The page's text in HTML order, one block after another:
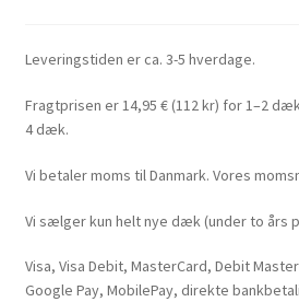
Leveringstiden er ca. 3-5 hverdage.
Fragtprisen er 14,95 € (112 kr) for 1–2
4 dæk.
Vi betaler moms til Danmark. Vores
Vi sælger kun helt nye dæk (under to års
Visa, Visa Debit, MasterCard, Debit
Google Pay, MobilePay, direkte